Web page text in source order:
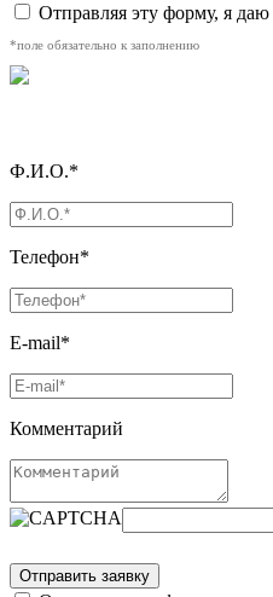
Отправляя эту форму, я даю
*поле обязательно к заполнению
Ф.И.О.*
Телефон*
E-mail*
Комментарий